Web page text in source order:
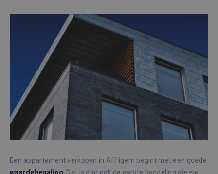
Een appartement verkopen in Affligem begint met een goede
waardebepaling . Dat is dan ook de eerste handeling die we